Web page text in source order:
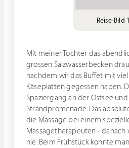
Reise-Bild 1
Mit meiner Tochter das
grossen Salzwasserbecken
nachdem wir das Buffet mit
Käseplatten gegessen haben.
Spaziergang an der Ostsee
Strandpromenade. Das
die Massage bei einem
Massagetherapeuten - danach
nie. Beim Frühstück konnte